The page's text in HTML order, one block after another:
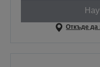
Откъде да